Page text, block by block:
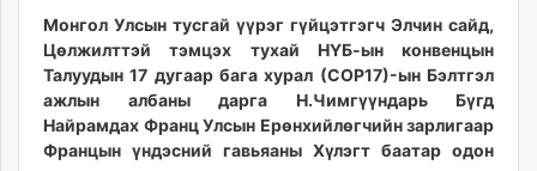
Baabar.mn
tovch.mn
ikon.mn
mnb.mn
Livetv.mn
09:54:20
01:29:11
Монгол Улсын тусгай үүрэг гүйцэтгэгч Элчин сайд,
Цөлжилттэй тэмцэх тухай НҮБ-ын конвенцын
Талуудын 17 дугаар бага хурал (COP17)-ын Бэлтгэл
ажлын албаны дарга Н.Чимгүүндарь Бүгд
Найрамдах Франц Улсын Ерөнхийлөгчийн зарлигаар
Францын үндэсний гавьяаны Хүлэгт баатар одон